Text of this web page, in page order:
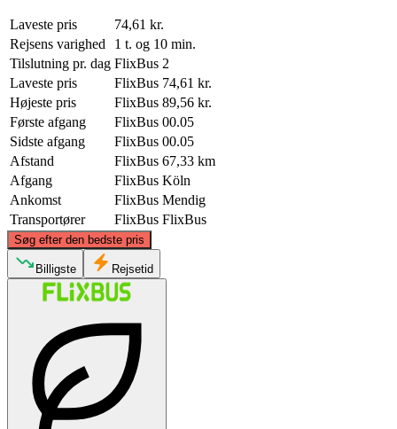
Laveste pris
74,61 kr.
Rejsens varighed
1 t. og 10 min.
Tilslutning pr. dag FlixBus 2
Laveste pris
FlixBus 74,61 kr.
Højeste pris
FlixBus 89,56 kr.
Første afgang
FlixBus 00.05
Sidste afgang
FlixBus 00.05
Afstand
FlixBus 67,33 km
Afgang
FlixBus Köln
Ankomst
FlixBus Mendig
Transportører
FlixBus FlixBus
Søg efter den bedste pris
Cologne
©
Billigste Rejsetid